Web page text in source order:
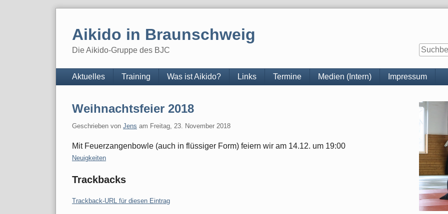
Aikido in Braunschweig
Die Aikido-Gruppe des BJC
Navigation
Aktuelles Training Was ist Aikido? Links Termine Medien (Intern) Impressum
Weihnachtsfeier 2018
Geschrieben von Jens am Freitag, 23. November 2018
Mit Feuerzangenbowle (auch in flüssiger Form) feiern wir am 14.12. um 19:00
Kategorien:
Neuigkeiten
Trackbacks
Trackback-URL für diesen Eintrag